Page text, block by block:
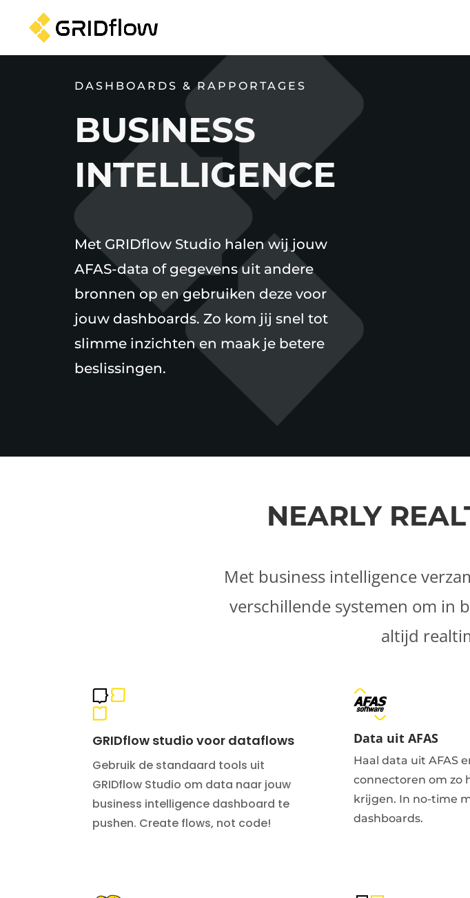
DASHBOARDS & RAPPORTAGES
BUSINESS
INTELLIGENCE
Met GRIDflow Studio halen wij jouw
AFAS-data of gegevens uit andere
bronnen op en gebruiken deze voor
jouw dashboards. Zo kom jij snel tot
slimme inzichten en maak je betere
beslissingen.
NEARLY
Met business intelligence
verschillende systemen om in
altijd
GRIDflow studio voor dataflows
Gebruik de standaard tools uit
GRIDflow Studio om data naar jouw
business intelligence dashboard te
pushen. Create flows, not code!
Data uit AFAS
Haal data uit AFAS
connectoren om zo
krijgen. In no-time
dashboards.